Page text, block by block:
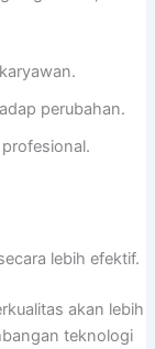
perubahan.
lebih efektif.
akan lebih
teknologi